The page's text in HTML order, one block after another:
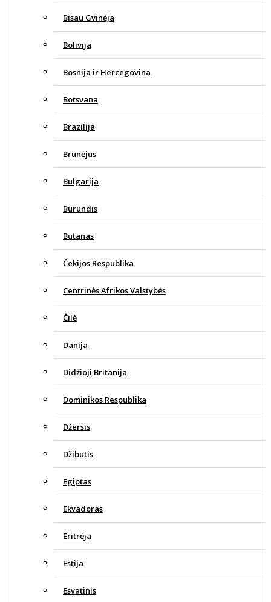
Bisau Gvinėja
Bolivija
Bosnija ir Hercegovina
Botsvana
Brazilija
Brunėjus
Bulgarija
Burundis
Butanas
Čekijos Respublika
Centrinės Afrikos Valstybės
Čilė
Danija
Didžioji Britanija
Dominikos Respublika
Džersis
Džibutis
Egiptas
Ekvadoras
Eritrėja
Estija
Esvatinis